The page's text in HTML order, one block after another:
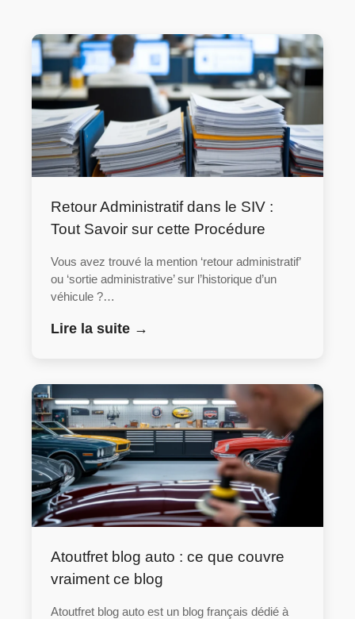
Retour Administratif dans le SIV :
Tout Savoir sur cette Procédure
Vous avez trouvé la mention ‘retour administratif’
ou ‘sortie administrative’ sur l’historique d’un
véhicule ?…
Lire la suite →
Atoutfret blog auto : ce que couvre
vraiment ce blog
Atoutfret blog auto est un blog français dédié à